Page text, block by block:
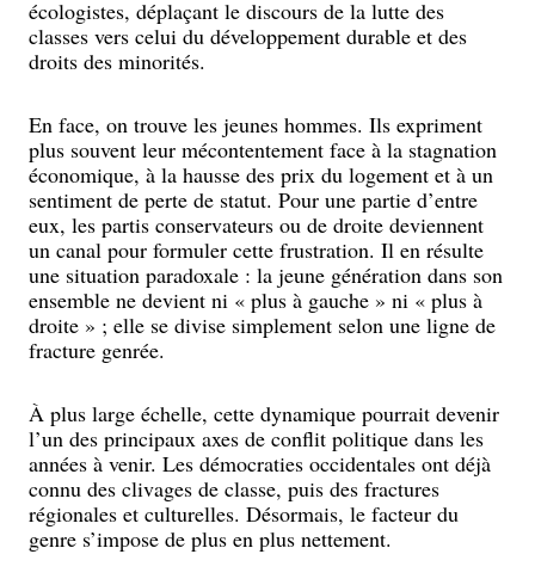
écologistes, déplaçant le discours de la lutte des
classes vers celui du développement durable et des
droits des minorités.
En face, on trouve les jeunes hommes. Ils expriment
plus souvent leur mécontentement face à la stagnation
économique, à la hausse des prix du logement et à un
sentiment de perte de statut. Pour une partie d’entre
eux, les partis conservateurs ou de droite deviennent
un canal pour formuler cette frustration. Il en résulte
une situation paradoxale : la jeune génération dans son
ensemble ne devient ni « plus à gauche » ni « plus à
droite » ; elle se divise simplement selon une ligne de
fracture genrée.
À plus large échelle, cette dynamique pourrait devenir
l’un des principaux axes de conflit politique dans les
années à venir. Les démocraties occidentales ont déjà
connu des clivages de classe, puis des fractures
régionales et culturelles. Désormais, le facteur du
genre s’impose de plus en plus nettement.